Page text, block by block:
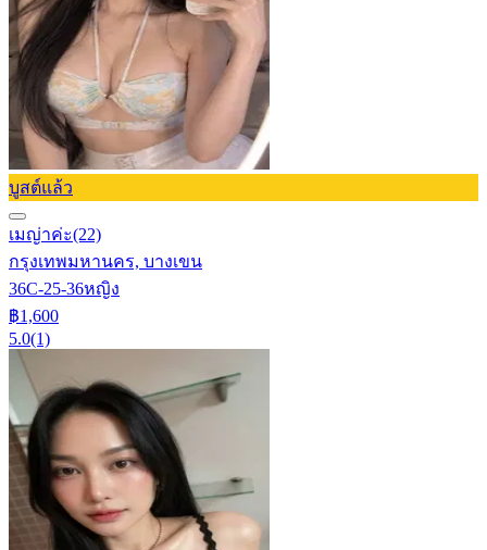
บูสต์แล้ว
เมญ่าค่ะ(22)
กรุงเทพมหานคร, บางเขน
36C-25-36หญิง
฿1,600
5.0(1)